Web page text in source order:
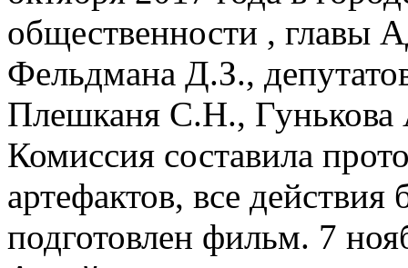
общественности , главы
Фельдмана Д.З.,
Плешканя С.Н., Гунькова
Комиссия составила
артефактов, все
подготовлен фильм. 7